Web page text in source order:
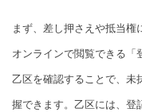
まず、差し押さえや抵当
オンラインで閲覧できる「
乙区を確認することで、未
握できます。乙区には、登